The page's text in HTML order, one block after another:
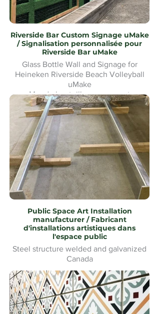
Riverside Bar Custom Signage uMake
/ Signalisation personnalisée pour
Riverside Bar uMake
Glass Bottle Wall and Signage for
Heineken Riverside Beach Volleyball
uMake
Mur de bouteilles en verre et
signalétique pour le Heineken Riverside
Beach Volleyball
Public Space Art Installation
manufacturer / Fabricant
d'installations artistiques dans
l'espace public
Steel structure welded and galvanized
Canada